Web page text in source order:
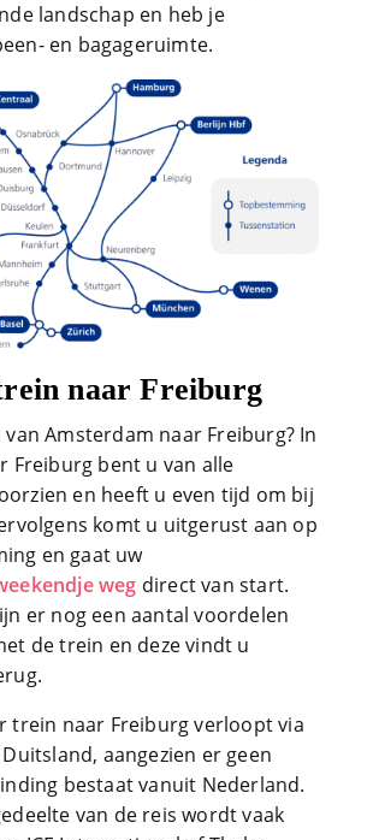
landschap en heb je
en bagageruimte.
naar Freiburg
Amsterdam naar Freiburg? In
Freiburg bent u van alle
en heeft u even tijd om bij
komt u uitgerust aan op
en gaat uw
weg direct van start.
er nog een aantal voordelen
de trein en deze vindt u
trein naar Freiburg verloopt via
aangezien er geen
bestaat vanuit Nederland.
van de reis wordt vaak